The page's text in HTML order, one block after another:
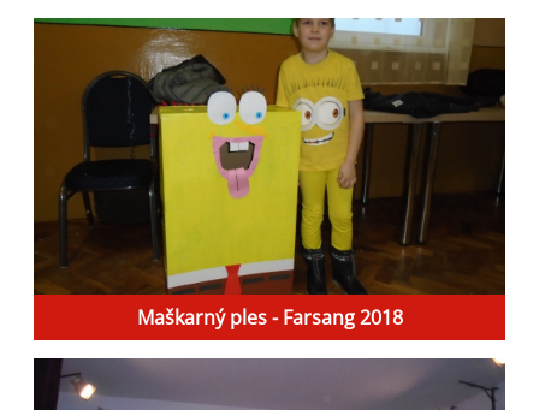
Maškarný ples - Farsang 2018